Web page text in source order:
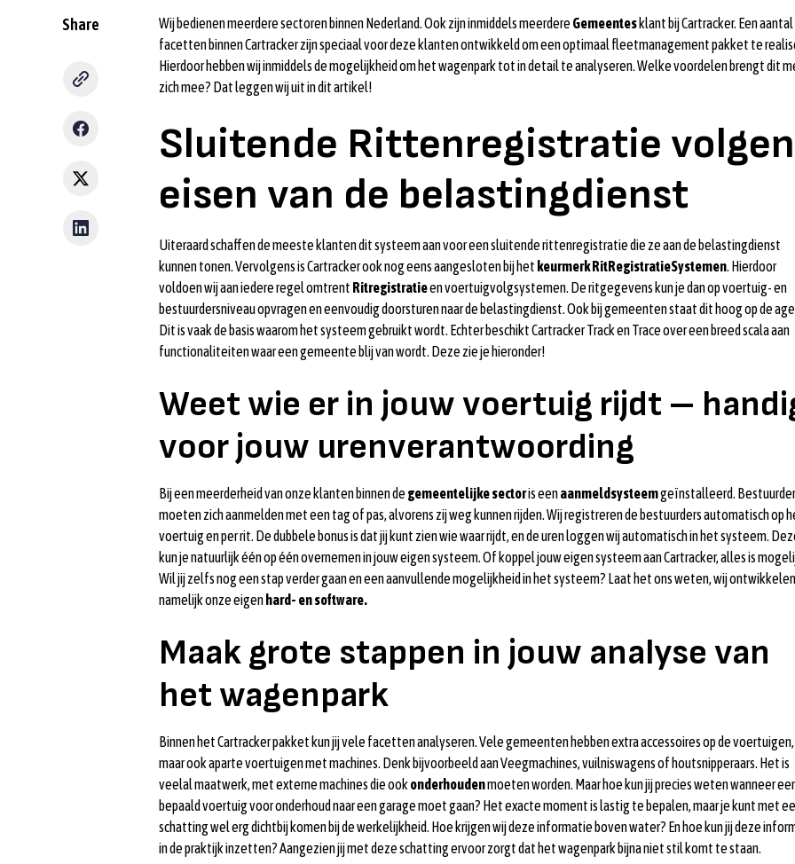
Share Wij bedienen meerdere sectoren binnen Nederland. Ook zijn inmiddels meerdere Gemeentes klant bij Cartracker. Een aantal
facetten binnen Cartracker zijn speciaal voor deze klanten ontwikkeld om een optimaal fleetmanagement pakket te
Hierdoor hebben wij inmiddels de mogelijkheid om het wagenpark tot in detail te analyseren. Welke voordelen brengt dit
zich mee? Dat leggen wij uit in dit artikel!
Sluitende Rittenregistratie
eisen van de belastingdienst
Uiteraard schaffen de meeste klanten dit systeem aan voor een sluitende rittenregistratie die ze aan de belastingdienst
kunnen tonen. Vervolgens is Cartracker ook nog eens aangesloten bij het keurmerk RitRegistratieSystemen. Hierdoor
voldoen wij aan iedere regel omtrent Ritregistratieen voertuigvolgsystemen. De ritgegevens kun je dan op voertuig- en
bestuurdersniveau opvragen en eenvoudig doorsturen naar de belastingdienst. Ook bij gemeenten staat dit hoog op de
Dit is vaak de basis waarom het systeem gebruikt wordt. Echter beschikt Cartracker Track en Trace over een breed scala aan
functionaliteiten waar een gemeente blij van wordt. Deze zie je hieronder!
Weet wie er in jouw voertuig rijdt –
voor jouw urenverantwoording
Bij een meerderheid van onze klanten binnen de gemeentelijke sectoris eenaanmeldsysteemgeïnstalleerd.
moeten zich aanmelden met een tag of pas, alvorens zij weg kunnen rijden. Wij registreren de bestuurders automatisch op
voertuig en per rit. De dubbele bonus is dat jij kunt zien wie waar rijdt, en de uren loggen wij automatisch in het systeem.
kun je natuurlijk één op één overnemen in jouw eigen systeem. Of koppel jouw eigen systeem aan Cartracker, alles is
Wil jij zelfs nog een stap verder gaan en een aanvullende mogelijkheid in het systeem? Laat het ons weten, wij ontwikkelen
namelijk onze eigenhard- en software.
Maak grote stappen in jouw analyse van
het wagenpark
Binnen het Cartracker pakket kun jij vele facetten analyseren. Vele gemeenten hebben extra accessoires op de voertuigen,
maar ook aparte voertuigen met machines. Denk bijvoorbeeld aan Veegmachines, vuilniswagens of houtsnipperaars. Het is
veelal maatwerk, met externe machines die ookonderhoudenmoeten worden. Maar hoe kun jij precies weten wanneer
bepaald voertuig voor onderhoud naar een garage moet gaan? Het exacte moment is lastig te bepalen, maar je kunt met
schatting wel erg dichtbij komen bij de werkelijkheid. Hoe krijgen wij deze informatie boven water? En hoe kun jij deze
in de praktijk inzetten? Aangezien jij met deze schatting ervoor zorgt dat het wagenpark bijna niet stil komt te staan.